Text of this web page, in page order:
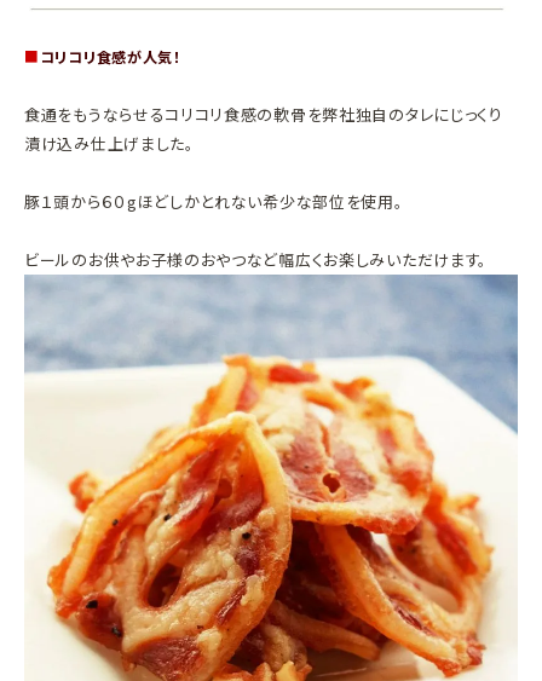
■ コリコリ食感が人気！
食通をもうならせるコリコリ食感の軟骨を弊社独自のタレにじっくり
漬け込み仕上げました。
豚１頭から６０gほどしかとれない希少な部位を使用。
ビールのお供やお子様のおやつなど幅広くお楽しみいただけます。